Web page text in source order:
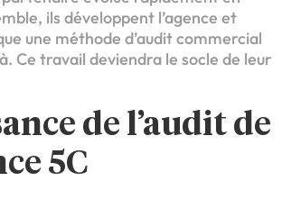
ils développent l’agence et
une méthode d’audit commercial
Ce travail deviendra le socle de leur
de l’audit de
5C